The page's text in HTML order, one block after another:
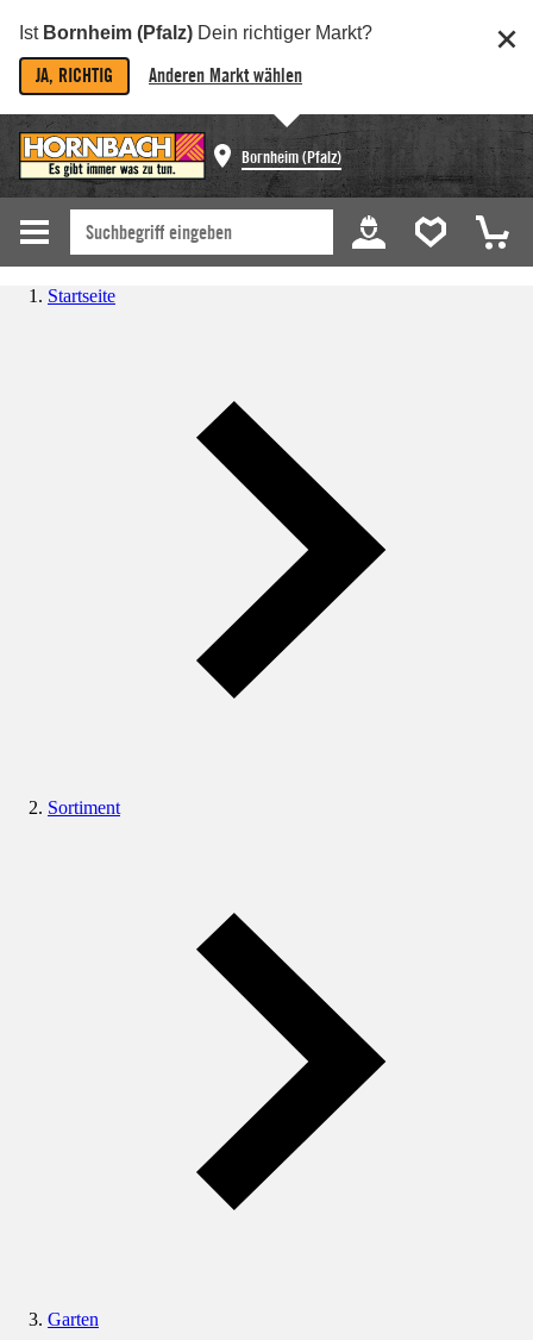
Ist Bornheim (Pfalz) Dein richtiger Markt?
JA, RICHTIG Anderen Markt wählen
Bornheim (Pfalz)
Startseite
Sortiment
Garten